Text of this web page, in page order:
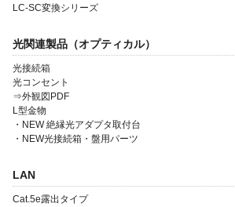
LC-SC変換シリーズ
光関連製品（オプティカル）
光接続箱
光コンセント
⇒外観図PDF
L型金物
・NEW 絶縁光アダプタ取付台
・NEW光接続箱・盤用パーツ
LAN
Cat.5e露出タイプ